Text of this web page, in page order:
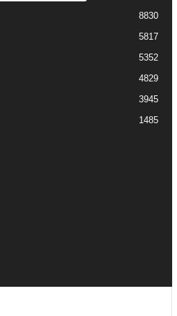
8830
5817
5352
4829
3945
1485